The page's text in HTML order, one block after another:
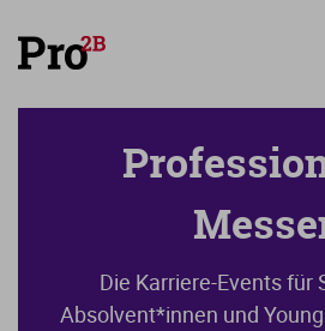
Die Karriere-Events für
Absolvent*innen und